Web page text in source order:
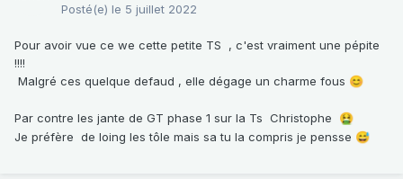
Posté(e) le 5 juillet 2022
Pour avoir vue ce we cette petite TS , c'est vraiment une pépite
!!!!
Malgré ces quelque defaud , elle dégage un charme fous 😊
Par contre les jante de GT phase 1 sur la Ts Christophe 🤮
Je préfère de loing les tôle mais sa tu la compris je pensse 😅